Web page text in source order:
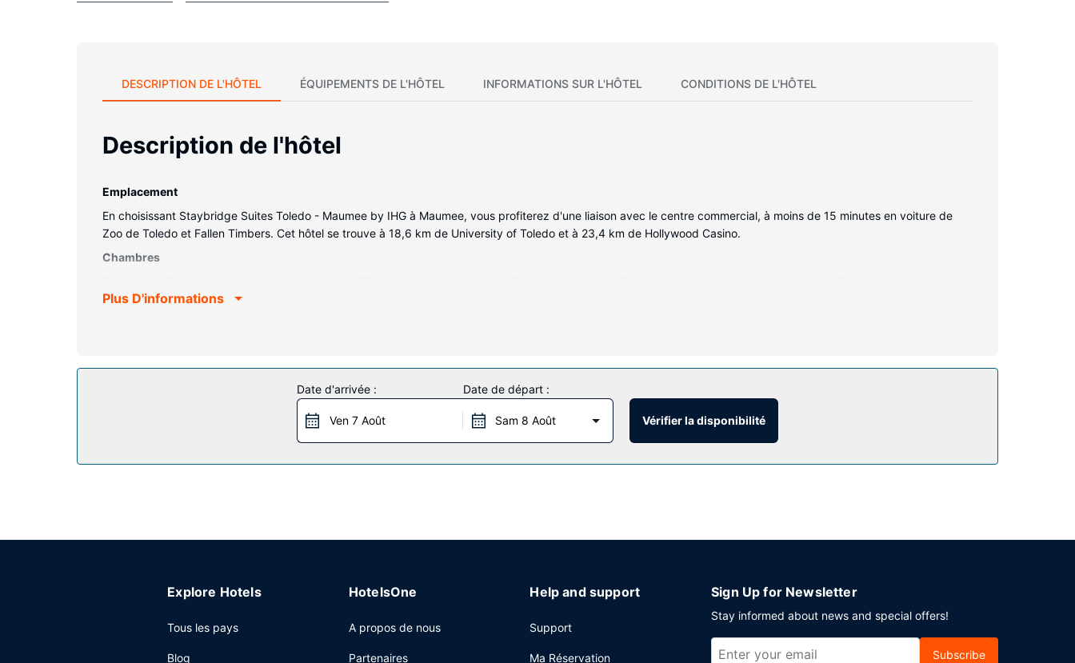
DESCRIPTION DE L'HÔTEL ÉQUIPEMENTS DE L'HÔTEL INFORMATIONS SUR L'HÔTEL CONDITIONS DE L'HÔTEL
Description de l'hôtel
Emplacement
En choisissant Staybridge Suites Toledo - Maumee by IHG à Maumee, vous profiterez d'une liaison avec le centre commercial, à moins de 15 minutes en voiture de
Zoo de Toledo et Fallen Timbers. Cet hôtel se trouve à 18,6 km de University of Toledo et à 23,4 km de Hollywood Casino.
Chambres
une cuisine avec un grand réfrigérateur/congélateur et un micro-ondes. Une télévision LCD 32 pouces avec chaînes par câble assure votre divertissement et l'accès
N'hésitez pas à profiter des nombreuses infrastructures de loisirs à disposition et qui incluent notamment une piscine couverte et une salle de fitness ouverte 24 h/24.
Parmi les services et équipements offerts par cet hôtel vous trouvez également l'accès Wi-Fi à Internet gratuit, une boutique de souvenirs/un kiosque à journaux et
Pour combler tous vos petits creux, Staybridge Suites Toledo - Maumee by IHG vous propose un snack bar/épicerie fine. Pour que vous puissiez faire connaissance
Plus D'informations
Date d'arrivée :
Ven 7 Août
Date de départ :
Sam 8 Août Vérifier la disponibilité
Explore Hotels
Tous les pays
Blog
HotelsOne
A propos de nous
Partenaires
Help and support
Support
Ma Réservation
Sign Up for Newsletter
Stay informed about news and special offers!
Subscribe